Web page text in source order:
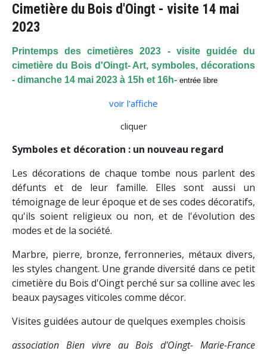
Cimetière du Bois d'Oingt - visite 14 mai
2023
Printemps des cimetières 2023 - visite guidée du
cimetière du Bois d'Oingt- Art, symboles, décorations
- dimanche 14 mai 2023 à 15h et 16h- entrée libre
voir l'affiche
cliquer
Symboles et décoration : un nouveau regard
Les décorations de chaque tombe nous parlent des
défunts et de leur famille. Elles sont aussi un
témoignage de leur époque et de ses codes décoratifs,
qu'ils soient religieux ou non, et de l'évolution des
modes et de la société.
Marbre, pierre, bronze, ferronneries, métaux divers,
les styles changent. Une grande diversité dans ce petit
cimetière du Bois d'Oingt perché sur sa colline avec les
beaux paysages viticoles comme décor.
Visites guidées autour de quelques exemples choisis
association Bien vivre au Bois d'Oingt- Marie-France